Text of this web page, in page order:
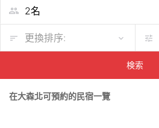
更換排序:
検索
在大森北可預約的民宿一覽